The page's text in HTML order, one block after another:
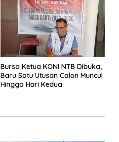
Bursa Ketua KONI NTB Dibuka,
Baru Satu Utusan Calon Muncul
Hingga Hari Kedua